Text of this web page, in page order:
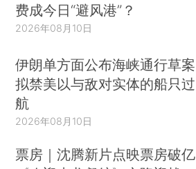
费成今日“避风港”？
2026年08月10日
伊朗单方面公布海峡通行草案
拟禁美以与敌对实体的船只过
航
2026年08月10日
票房｜沈腾新片点映票房破亿